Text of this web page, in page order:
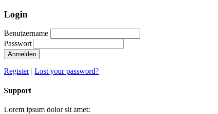
Login
Benutzername
Passwort
Anmelden
Register| Lost your password?
Support
Lorem ipsum dolor sit amet: